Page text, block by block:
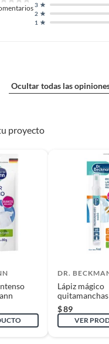
1
2
3
Ocultar todas las
proyecto
DR.
Lápiz mágico
Beckmann
$89
VER